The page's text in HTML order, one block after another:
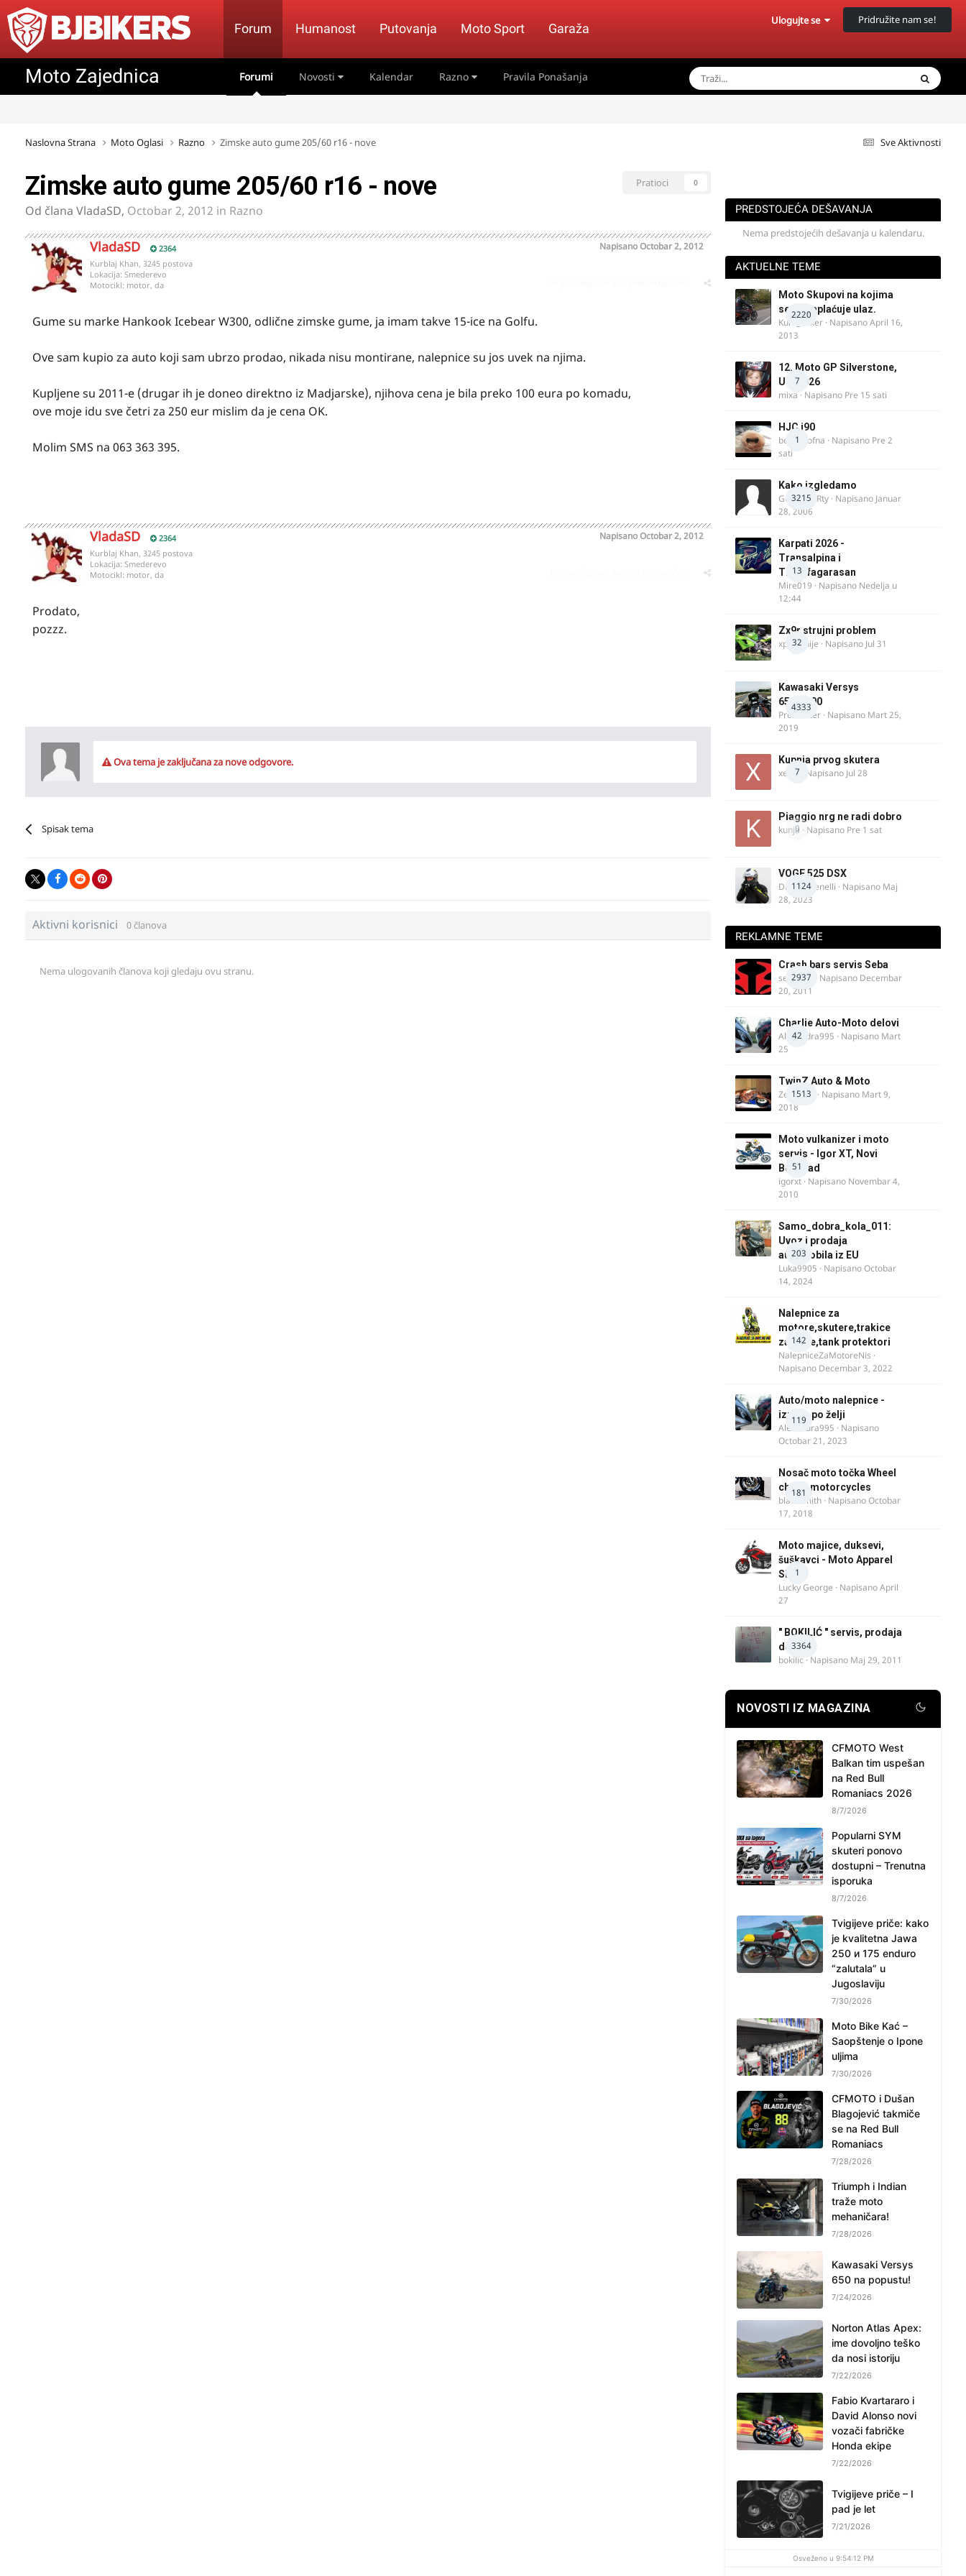
Forum Humanost Putovanja Moto Sport Garaža
Ulogujte se Pridružite nam se!
Moto Zajednica Forumi Novosti Kalendar Razno Pravila Ponašanja
Sve Aktivnosti
Naslovna Strana Moto Oglasi Razno Zimske auto gume 205/60 r16 - nove
Pratioci 0
Zimske auto gume 205/60 r16 - nove
Od člana VladaSD, Octobar 2, 2012 in Razno
VladaSD 2364 NapisanoOctobar 2, 2012
Kurblaj Khan, 3245 postova
Lokacija: Smederevo
Motocikl: motor, da
Gume su marke Hankook Icebear W300, odlične zimske gume, ja imam takve 15-ice na Golfu.
Ove sam kupio za auto koji sam ubrzo prodao, nikada nisu montirane, nalepnice su jos uvek na njima.
Kupljene su 2011-e (drugar ih je doneo direktno iz Madjarske), njihova cena je bila preko 100 eura po komadu,
ove moje idu sve četri za 250 eur mislim da je cena OK.
Molim SMS na 063 363 395.
VladaSD 2364 NapisanoOctobar 2, 2012
Kurblaj Khan, 3245 postova
Lokacija: Smederevo
Motocikl: motor, da
Prodato,
pozzz.
Ova tema je zaključana za nove odgovore.
Spisak tema
Aktivni korisnici 0 članova
Nema ulogovanih članova koji gledaju ovu stranu.
PREDSTOJEĆA DEŠAVANJA
Nema predstojećih dešavanja u kalendaru.
AKTUELNE TEME
2220
Moto Skupovi na kojima
se ne naplaćuje ulaz.
Kum_Mixer · NapisanoApril 16,
2013
7
12. Moto GP Silverstone,
UK, 2026
mixa · Napisano Pre 15 sati
1
HJC i90
bobi_krofna · Napisano Pre 2
sati
3215
Kako izgledamo
Guest diRRty · Napisano Januar
28, 2006
13
Karpati 2026 -
Transalpina i
Transfagarasan
Mire019 · Napisano Nedelja u
12:44
32
Zx9r strujni problem
xpetronije · Napisano Jul 31
4333
Kawasaki Versys
650/1000
ProMaster · Napisano Mart 25,
2019
7
Kupnja prvog skutera
xertq · Napisano Jul 28
0
Piaggio nrg ne radi dobro
kunja · Napisano Pre 1 sat
1124
VOGE 525 DSX
DraganBenelli · Napisano Maj
28, 2023
REKLAMNE TEME
2937
Crash bars servis Seba
seba011 · Napisano Decembar
20, 2011
42
Charlie Auto-Moto delovi
Alexandra995 · Napisano Mart
25
1513
TwinZ Auto & Moto
Zeljkamp · Napisano Mart 9,
2018
51
Moto vulkanizer i moto
servis - Igor XT, Novi
Beograd
igorxt · Napisano Novembar 4,
2010
203
Samo_dobra_kola_011:
Uvoz i prodaja
automobila iz EU
Luka9905 · NapisanoOctobar
14, 2024
142
Nalepnice za
motore,skutere,trakice
za felne,tank protektori
NalepniceZaMotoreNis ·
Napisano Decembar 3, 2022
119
Auto/moto nalepnice -
izrada po želji
Alexandra995 · Napisano
Octobar 21, 2023
181
Nosač moto točka Wheel
chock motorcycles
blacksmith · NapisanoOctobar
17, 2018
1
Moto majice, duksevi,
šuškavci - Moto Apparel
SRB
Lucky George · NapisanoApril
27
3364
" BOKILIĆ " servis, prodaja
delova
bokilic · Napisano Maj 29, 2011
NOVOSTI IZ MAGAZINA
CFMOTO West
Balkan tim uspešan
na Red Bull
Romaniacs 2026
8/7/2026
Popularni SYM
skuteri ponovo
dostupni – Trenutna
isporuka
8/7/2026
Tvigijeve priče: kako
je kvalitetna Jawa
250 и 175 enduro
“zalutala” u
Jugoslaviju
7/30/2026
Moto Bike Kać –
Saopštenje o Ipone
uljima
7/30/2026
CFMOTO i Dušan
Blagojević takmiče
se na Red Bull
Romaniacs
7/28/2026
Triumph i Indian
traže moto
mehaničara!
7/28/2026
Kawasaki Versys
650 na popustu!
7/24/2026
Norton Atlas Apex:
ime dovoljno teško
da nosi istoriju
7/22/2026
Fabio Kvartararo i
David Alonso novi
vozači fabričke
Honda ekipe
7/22/2026
Tvigijeve priče – I
pad je let
7/21/2026
Osveženo u 9:54:12 PM